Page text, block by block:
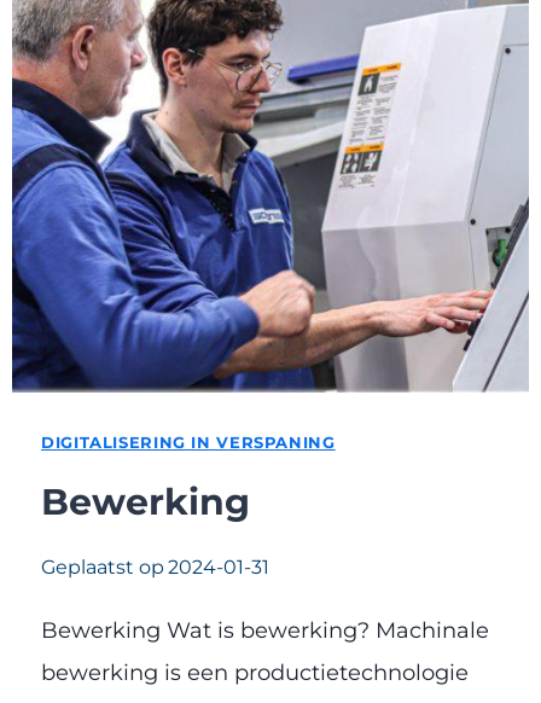
DIGITALISERING IN VERSPANING
Bewerking
Geplaatst op 2024-01-31
Bewerking Wat is bewerking? Machinale
bewerking is een productietechnologie